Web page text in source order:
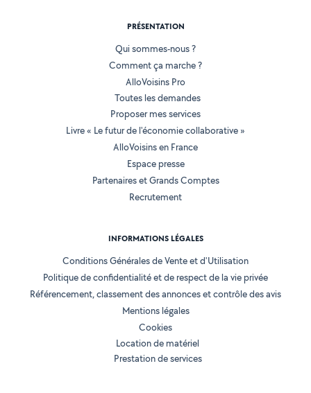
PRÉSENTATION
Qui sommes-nous ?
Comment ça marche ?
AlloVoisins Pro
Toutes les demandes
Proposer mes services
Livre « Le futur de l'économie collaborative »
AlloVoisins en France
Espace presse
Partenaires et Grands Comptes
Recrutement
INFORMATIONS LÉGALES
Conditions Générales de Vente et d'Utilisation
Politique de confidentialité et de respect de la vie privée
Référencement, classement des annonces et contrôle des avis
Mentions légales
Cookies
Location de matériel
Prestation de services